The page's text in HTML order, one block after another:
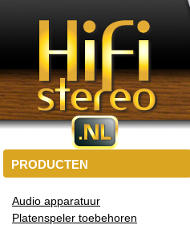
PRODUCTEN
Audio apparatuur
Platenspeler toebehoren